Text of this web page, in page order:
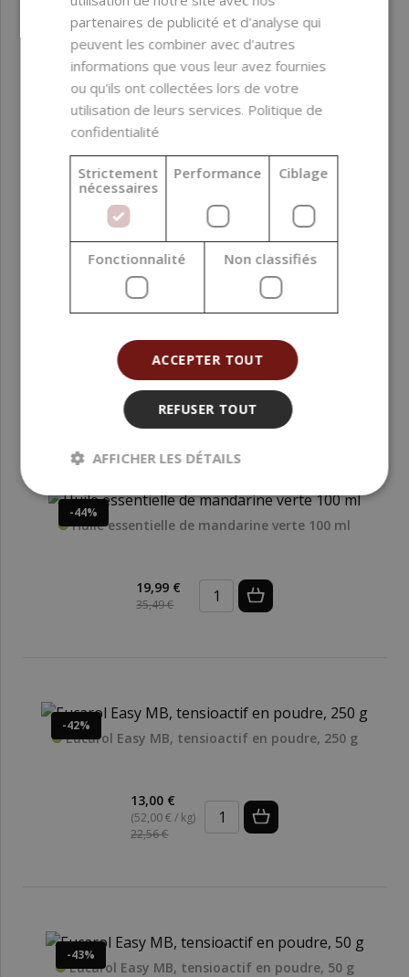
-50%
Huile essentielle de marjolaine, 100 ml
33,90 €
Huile essentielle Mandarine verte 10 ml
3,98 €
-44%
Huile essentielle de mandarine verte 100 ml
19,99 €
35,49 €
-42%
Eucarol Easy MB, tensioactif en poudre, 250 g
13,00 €
(52,00 € / kg)
22,56 €
-43%
Eucarol Easy MB, tensioactif en poudre, 50 g
partenaires de publicité et d'analyse qui
peuvent les combiner avec d'autres
informations que vous leur avez fournies
ou qu'ils ont collectées lors de votre
utilisation de leurs services. Politique de
confidentialité
Strictement
nécessaires
Performance Ciblage
Fonctionnalité Non classifiés
ACCEPTER TOUT
REFUSER TOUT
AFFICHER LES DÉTAILS